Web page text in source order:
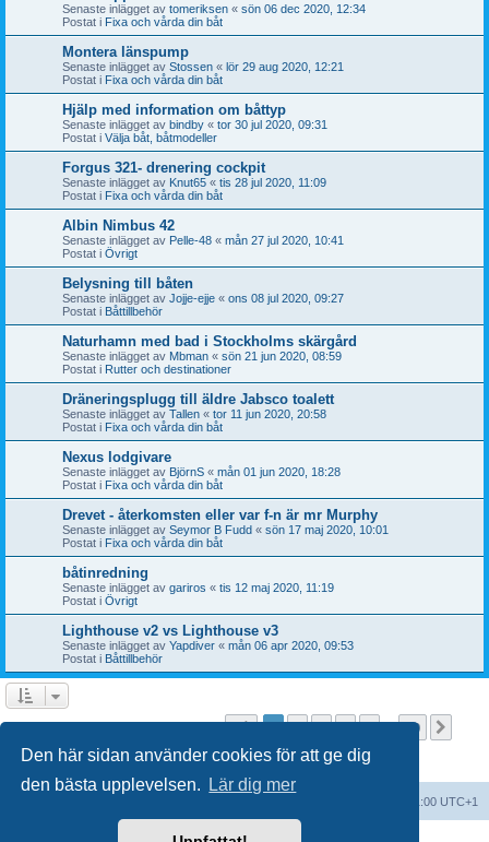
Den här sidan använder cookies för att ge dig
den bästa upplevelsen.
Lär dig mer
Senaste inlägget av tomeriksen « sön 06 dec 2020, 12:34
Postat i Fixa och vårda din båt
Montera länspump
Senaste inlägget av Stossen « lör 29 aug 2020, 12:21
Postat i Fixa och vårda din båt
Hjälp med information om båttyp
Senaste inlägget av bindby « tor 30 jul 2020, 09:31
Postat i Välja båt, båtmodeller
Forgus 321- drenering cockpit
Senaste inlägget av Knut65 « tis 28 jul 2020, 11:09
Postat i Fixa och vårda din båt
Albin Nimbus 42
Senaste inlägget av Pelle-48 « mån 27 jul 2020, 10:41
Postat i Övrigt
Belysning till båten
Senaste inlägget av Jojje-ejje « ons 08 jul 2020, 09:27
Postat i Båttillbehör
Naturhamn med bad i Stockholms skärgård
Senaste inlägget av Mbman « sön 21 jun 2020, 08:59
Postat i Rutter och destinationer
Dräneringsplugg till äldre Jabsco toalett
Senaste inlägget av Tallen « tor 11 jun 2020, 20:58
Postat i Fixa och vårda din båt
Nexus lodgivare
Senaste inlägget av BjörnS « mån 01 jun 2020, 18:28
Postat i Fixa och vårda din båt
Drevet - återkomsten eller var f-n är mr Murphy
Senaste inlägget av Seymor B Fudd « sön 17 maj 2020, 10:01
Postat i Fixa och vårda din båt
båtinredning
Senaste inlägget av gariros « tis 12 maj 2020, 11:19
Postat i Övrigt
Lighthouse v2 vs Lighthouse v3
Senaste inlägget av Yapdiver « mån 06 apr 2020, 09:53
Postat i Båttillbehör
Sökningen fann fler än 1000 träffar Sida1av20
1 2 3 4 5 20
Alla tidsangivelser är UTC+01:00 UTC+1